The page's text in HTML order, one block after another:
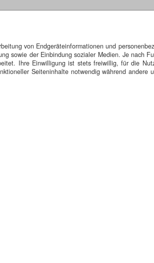
von Endgeräteinformationen und
sowie der Einbindung sozialer Medien. Je
Ihre Einwilligung ist stets freiwillig, für die
Seiteninhalte notwendig während